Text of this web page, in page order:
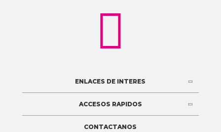

ENLACES DE INTERES
ACCESOS RAPIDOS
CONTACTANOS